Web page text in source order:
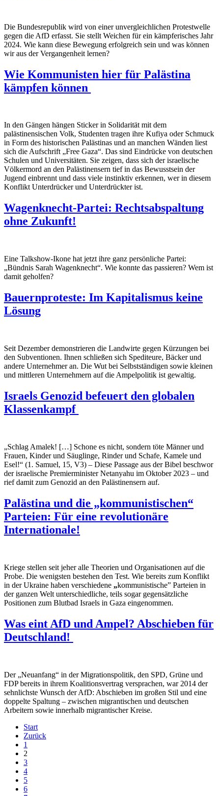
Die Bundesrepublik wird von einer unvergleichlichen Protestwelle
gegen die AfD erfasst. Sie stellt Weichen für ein kämpferisches Jahr
2024. Wie kann diese Bewegung erfolgreich sein und was können
wir aus der Vergangenheit lernen?
Wie Kommunisten hier für Palästina
kämpfen können
In den Gängen hängen Sticker in Solidarität mit dem
palästinensischen Volk, Studenten tragen ihre Kufiya oder Schmuck
in Form des historischen Palästinas und an manchen Wänden liest
sich die Aufschrift „Free Gaza“. Das sind Eindrücke von deutschen
Schulen und Universitäten. Sie zeigen, dass sich der israelische
Völkermord an den Palästinensern tief in das Bewusstsein der
Jugend einbrennt und dass viele instinktiv erkennen, wer in diesem
Konflikt Unterdrücker und Unterdrückter ist.
Wagenknecht-Partei: Rechtsabspaltung
ohne Zukunft!
Eine Talkshow-Ikone hat jetzt ihre ganz persönliche Partei:
„Bündnis Sarah Wagenknecht“. Wie konnte das passieren? Wem ist
damit geholfen?
Bauernproteste: Im Kapitalismus keine
Lösung
Seit Dezember demonstrieren die Landwirte gegen Kürzungen bei
den Subventionen. Ihnen schließen sich Spediteure, Bäcker und
andere Unternehmer an. Die Wut bei Selbstständigen sowie kleinen
und mittleren Unternehmern auf die Ampelpolitik ist gewaltig.
Israels Genozid befeuert den globalen
Klassenkampf
„Schlag Amalek! […] Schone es nicht, sondern töte Männer und
Frauen, Kinder und Säuglinge, Rinder und Schafe, Kamele und
Esel!“ (1. Samuel, 15, V3) – Diese Passage aus der Bibel beschwor
der israelische Premierminister Netanyahu im Oktober 2023 – und
rief damit zum Genozid an den Palästinensern auf.
Palästina und die „kommunistischen“
Parteien: Für eine revolutionäre
Internationale!
Kriege stellen seit jeher alle Theorien und Organisationen auf die
Probe. Die wenigsten bestehen den Test. Wie bereits zum Konflikt
in der Ukraine haben verschiedene „kommunistische” Parteien in
der ganzen Welt unterschiedliche, teils sogar gegensätzliche
Positionen zum Blutbad Israels in Gaza eingenommen.
Was eint AfD und Ampel? Abschieben für
Deutschland!
Der „Neuanfang“ in der Migrationspolitik, den SPD, Grüne und
FDP bereits in ihrem Koalitionsvertrag versprachen, war 2014 der
sehnlichste Wunsch der AfD: Abschieben im großen Stil und eine
doppelte Spaltung – zwischen migrantischen und deutschen
Arbeitern sowie innerhalb migrantischer Kreise.
Start
Zurück
1
2
3
4
5
6